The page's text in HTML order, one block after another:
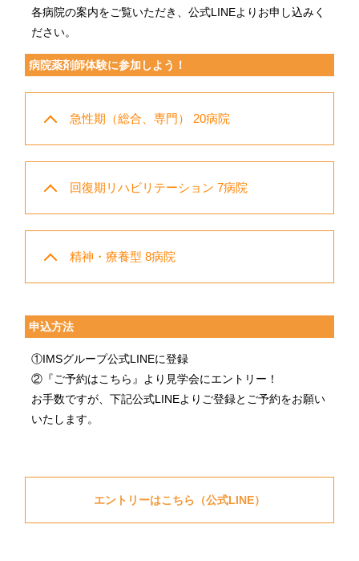
各病院の案内をご覧いただき、公式LINEよりお申し込みく
ださい。
病院薬剤師体験に参加しよう！
急性期（総合、専門） 20病院
回復期リハビリテーション 7病院
精神・療養型 8病院
申込方法
①IMSグループ公式LINEに登録
②『ご予約はこちら』より見学会にエントリー！
お手数ですが、下記公式LINEよりご登録とご予約をお願い
いたします。
エントリーはこちら（公式LINE）